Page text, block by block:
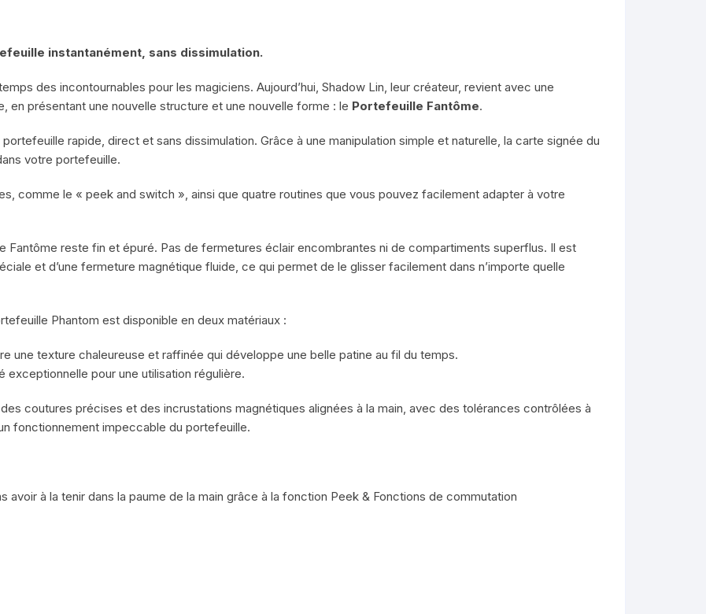
instantanément, sans dissimulation.
des incontournables pour les magiciens. Aujourd’hui, Shadow Lin, leur créateur, revient avec une
en présentant une nouvelle structure et une nouvelle forme : le Portefeuille Fantôme.
rapide, direct et sans dissimulation. Grâce à une manipulation simple et naturelle, la carte signée du
votre portefeuille.
comme le « peek and switch », ainsi que quatre routines que vous pouvez facilement adapter à votre
Fantôme reste fin et épuré. Pas de fermetures éclair encombrantes ni de compartiments superflus. Il est
et d’une fermeture magnétique fluide, ce qui permet de le glisser facilement dans n’importe quelle
Phantom est disponible en deux matériaux :
une texture chaleureuse et raffinée qui développe une belle patine au fil du temps.
exceptionnelle pour une utilisation régulière.
coutures précises et des incrustations magnétiques alignées à la main, avec des tolérances contrôlées à
fonctionnement impeccable du portefeuille.
avoir à la tenir dans la paume de la main grâce à la fonction Peek & Fonctions de commutation